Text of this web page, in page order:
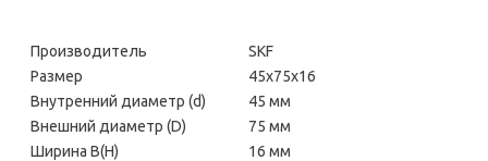
Производитель
SKF
Размер
45х75х16
Внутренний диаметр (d)
45 мм
Внешний диаметр (D)
75 мм
Ширина В(H)
16 мм